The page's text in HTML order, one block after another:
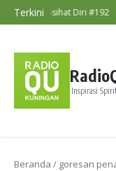
Lewati ke konten
TerkiniNasihat Diri #192
Inspirasi
Beranda / goresan